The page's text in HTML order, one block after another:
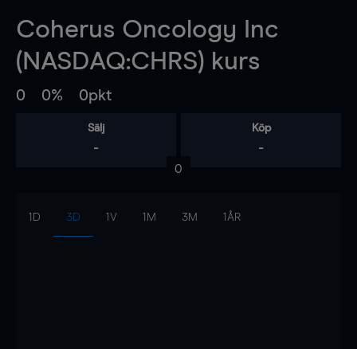
Coherus Oncology Inc
(NASDAQ:CHRS) kurs
0 0% 0pkt
Sälj
-
Köp
-
0
1D 3D 1V 1M 3M 1ÅR